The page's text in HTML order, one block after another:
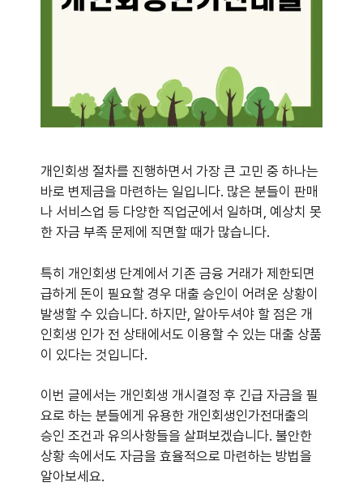
개인회생 절차를 진행하면서 가장 큰 고민 중 하나는
바로 변제금을 마련하는 일입니다. 많은 분들이 판매
나 서비스업 등 다양한 직업군에서 일하며, 예상치 못
한 자금 부족 문제에 직면할 때가 많습니다.
특히 개인회생 단계에서 기존 금융 거래가 제한되면
급하게 돈이 필요할 경우 대출 승인이 어려운 상황이
발생할 수 있습니다. 하지만, 알아두셔야 할 점은 개
인회생 인가 전 상태에서도 이용할 수 있는 대출 상품
이 있다는 것입니다.
이번 글에서는 개인회생 개시결정 후 긴급 자금을 필
요로 하는 분들에게 유용한 개인회생인가전대출의
승인 조건과 유의사항들을 살펴보겠습니다. 불안한
상황 속에서도 자금을 효율적으로 마련하는 방법을
알아보세요.